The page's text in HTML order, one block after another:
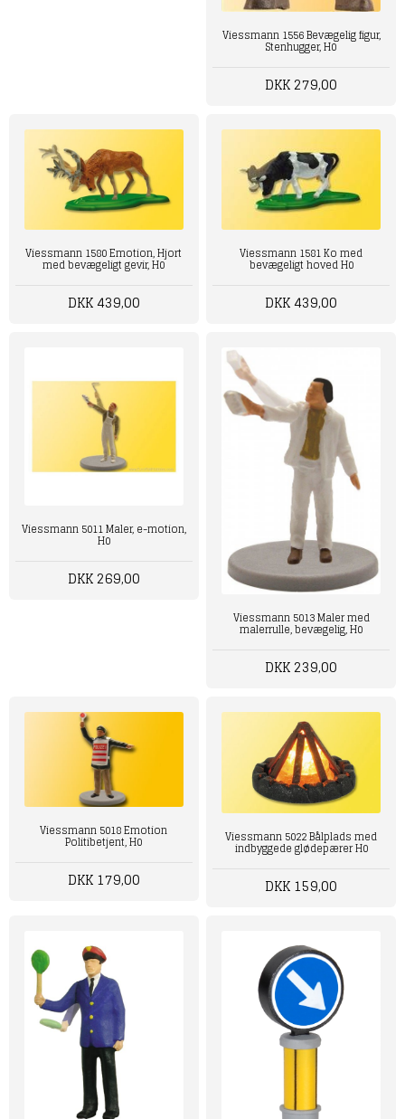
Viessmann 1556 Bevægelig figur,
Stenhugger, H0
DKK 279,00
Viessmann 1580 Emotion, Hjort
med bevægeligt gevir, H0
DKK 439,00
Viessmann 1581 Ko med
bevægeligt hoved H0
DKK 439,00
Viessmann 5011 Maler, e-motion,
H0
DKK 269,00
Viessmann 5013 Maler med
malerrulle, bevægelig, H0
DKK 239,00
Viessmann 5018 Emotion
Politibetjent, H0
DKK 179,00
Viessmann 5022 Bålplads med
indbyggede glødepærer H0
DKK 159,00